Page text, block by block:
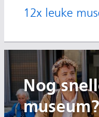
12x leuke
Nog
museum?